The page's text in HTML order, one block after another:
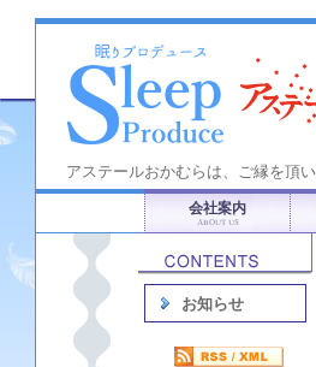
アステールおかむらは、ご縁を頂
会社案内
ABOUT US
お知らせ